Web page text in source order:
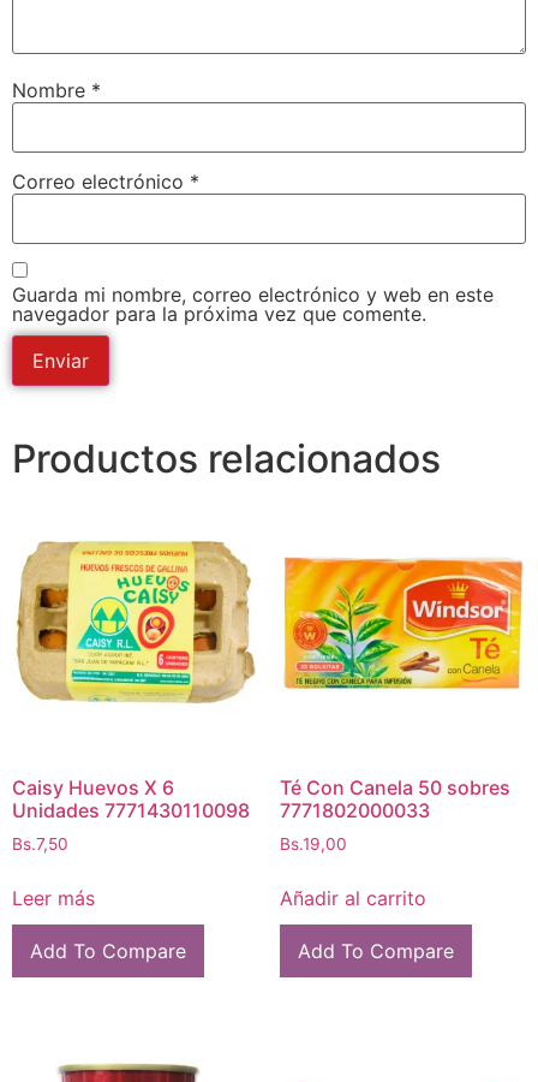
Nombre *
Correo electrónico *
Guarda mi nombre, correo electrónico y web en este
navegador para la próxima vez que comente.
Productos relacionados
Caisy Huevos X 6
Unidades 7771430110098
Bs.7,50
Leer más
Add To Compare
Té Con Canela 50 sobres
7771802000033
Bs.19,00
Añadir al carrito
Add To Compare